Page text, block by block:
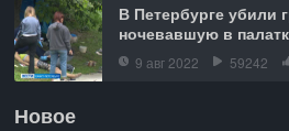
В Петербурге убили
ночевавшую в
9 авг 2022 59242
Новое